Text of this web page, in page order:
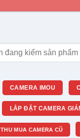
CAMERA IMOU
LẮP ĐẶT CAMERA
THU MUA CAMERA CŨ